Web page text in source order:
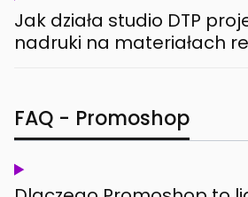
Jak działa studio DTP
nadruki na materiałach
FAQ - Promoshop